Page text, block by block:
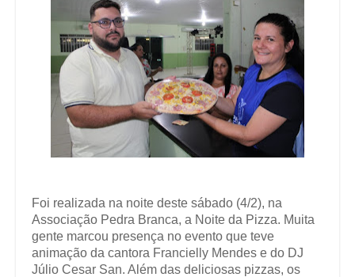
Foi realizada na noite deste sábado (4/2), na
Associação Pedra Branca, a Noite da Pizza. Muita
gente marcou presença no evento que teve
animação da cantora Francielly Mendes e do DJ
Júlio Cesar San. Além das deliciosas pizzas, os